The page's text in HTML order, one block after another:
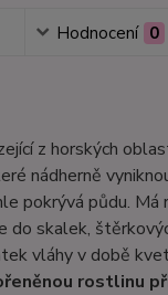
Hodnocení 0
z horských
nádherně
půdu. Má
do skalek,
vláhy v době
rostlinu